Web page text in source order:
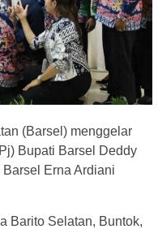
(Barsel) menggelar
Bupati Barsel Deddy
Erna Ardiani
Barito Selatan, Buntok,